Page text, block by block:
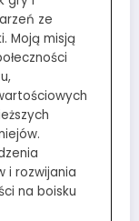
ze
Moją misją
i rozwijania
na boisku